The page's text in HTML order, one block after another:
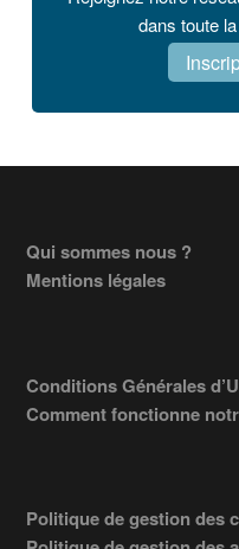
dans toute
Footer
Qui sommes nous ?
Mentions légales
Conditions Générales
Comment fonctionne
Politique de gestion des